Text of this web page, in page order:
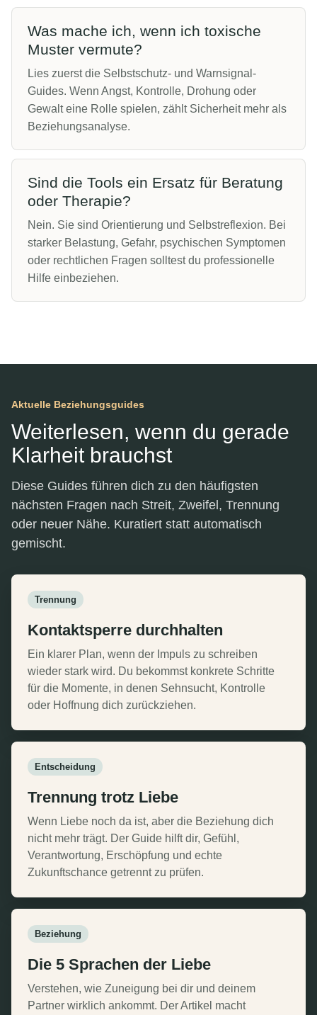
Was mache ich, wenn ich toxische
Muster vermute?
Lies zuerst die Selbstschutz- und Warnsignal-
Guides. Wenn Angst, Kontrolle, Drohung oder
Gewalt eine Rolle spielen, zählt Sicherheit mehr als
Beziehungsanalyse.
Sind die Tools ein Ersatz für Beratung
oder Therapie?
Nein. Sie sind Orientierung und Selbstreflexion. Bei
starker Belastung, Gefahr, psychischen Symptomen
oder rechtlichen Fragen solltest du professionelle
Hilfe einbeziehen.
Aktuelle Beziehungsguides
Weiterlesen, wenn du gerade
Klarheit brauchst
Diese Guides führen dich zu den häufigsten
nächsten Fragen nach Streit, Zweifel, Trennung
oder neuer Nähe. Kuratiert statt automatisch
gemischt.
Trennung
Kontaktsperre durchhalten
Ein klarer Plan, wenn der Impuls zu schreiben
wieder stark wird. Du bekommst konkrete Schritte
für die Momente, in denen Sehnsucht, Kontrolle
oder Hoffnung dich zurückziehen.
Entscheidung
Trennung trotz Liebe
Wenn Liebe noch da ist, aber die Beziehung dich
nicht mehr trägt. Der Guide hilft dir, Gefühl,
Verantwortung, Erschöpfung und echte
Zukunftschance getrennt zu prüfen.
Beziehung
Die 5 Sprachen der Liebe
Verstehen, wie Zuneigung bei dir und deinem
Partner wirklich ankommt. Der Artikel macht